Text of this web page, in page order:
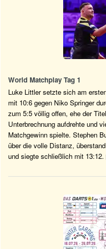
World Matchplay Tag 1
Luke Littler setzte sich am
mit 10:6 gegen Niko Springer
zum 5:5 völlig offen, ehe der
Unterbrechnung aufdrehte und
Matchgewinn spielte. Stephen
über die volle Distanz,
und siegte schließlich mit 13:12.